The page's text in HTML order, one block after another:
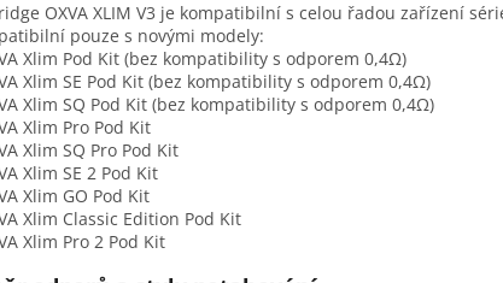
OXVA XLIM V3 je kompatibilní s celou řadou zařízení
pouze s novými modely:
Xlim Pod Kit (bez kompatibility s odporem 0,4Ω)
Xlim SE Pod Kit (bez kompatibility s odporem 0,4Ω)
Xlim SQ Pod Kit (bez kompatibility s odporem 0,4Ω)
Xlim Pro Pod Kit
Xlim SQ Pro Pod Kit
Xlim SE 2 Pod Kit
Xlim GO Pod Kit
Xlim Classic Edition Pod Kit
Xlim Pro 2 Pod Kit